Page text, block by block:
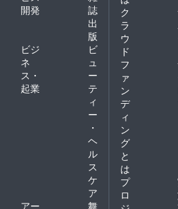
開発
誌
出
版
ビジ
ネ
ス・
起業
ビ
ュ
ー
テ
ィ
ー
・
ヘ
ル
ス
ケ
ア
アー
舞
ク
ラ
ウ
ド
フ
ァ
ン
デ
ィ
ン
グ
と
は
プ
ロ